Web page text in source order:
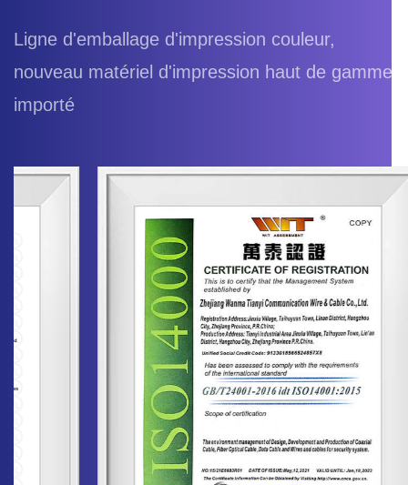
Ligne d'emballage d'impression couleur,
nouveau matériel d'impression haut de gamme
importé